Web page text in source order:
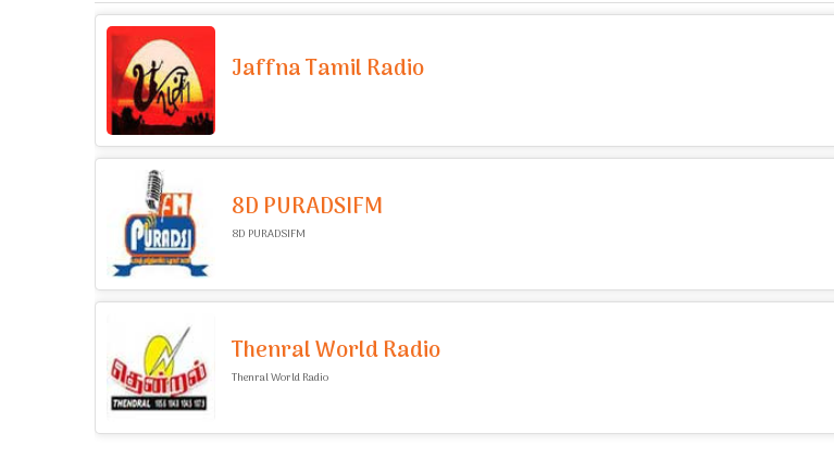
Jaffna Tamil Radio
8D PURADSIFM
8D PURADSIFM
Thenral World Radio
Thenral World Radio